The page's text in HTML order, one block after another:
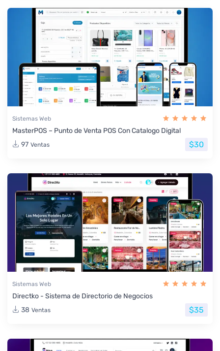
Sistemas Web
MasterPOS – Punto de Venta POS Con Catalogo Digital
97 Ventas $30
Sistemas Web
Directko - Sistema de Directorio de Negocios
38 Ventas $35